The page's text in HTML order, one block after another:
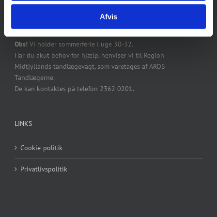
Afvis
Obs! Vi holder sommerferie i uge 30-32.
Har du akut behov for hjælp, henviser vi til Region
Midtjyllands tandlægevagt, som varetages af AROS
Tandlægerne.
De kan kontaktes på telefon 2362 0201.
LINKS
Cookie-politik
Privatlivspolitik